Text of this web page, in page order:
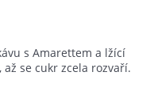
s Amarettem a lžící
se cukr zcela rozvaří.